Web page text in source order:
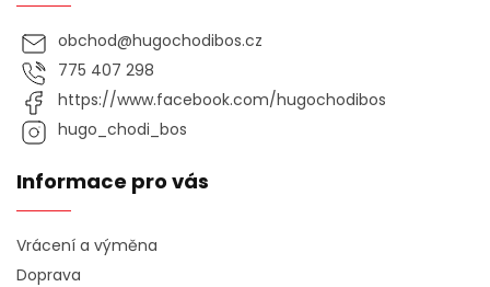
obchod@hugochodibos.cz
775 407 298
https://www.facebook.com/hugochodibos
hugo_chodi_bos
Informace pro vás
Vrácení a výměna
Doprava